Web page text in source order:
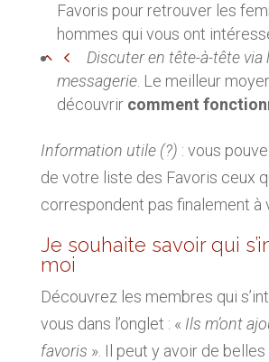
Favoris pour retrouver les
hommes qui vous ont
Discuter en tête-à-tête via
messagerie. Le meilleur
découvrir comment
Information utile (?) : vous
de votre liste des Favoris ceux
correspondent pas finalement à
Je souhaite savoir qui
moi
Découvrez les membres qui
vous dans l’onglet : « Ils m’ont
favoris ». Il peut y avoir de